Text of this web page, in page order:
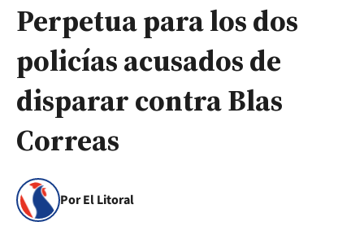
Perpetua para los dos
policías acusados de
disparar contra Blas
Correas
Por El Litoral